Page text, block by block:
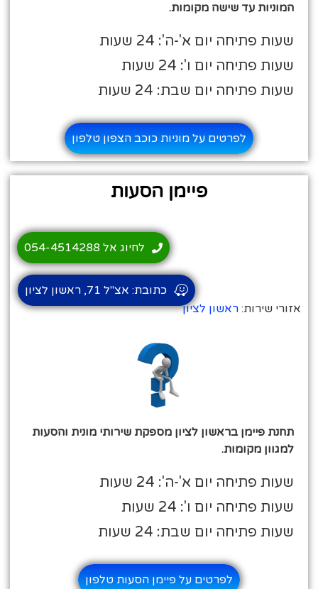
המוניות עד שישה מקומות.
שעות פתיחה יום א'-ה': 24 שעות
שעות פתיחה יום ו': 24 שעות
שעות פתיחה יום שבת: 24 שעות
לפרטים על מוניות כוכב הצפון טלפון
פיימן הסעות
אזורי שירות:ראשון לציון
תחנת פיימן בראשון לציון מספקת שירותי מונית והסעות
למגוון מקומות.
שעות פתיחה יום א'-ה': 24 שעות
שעות פתיחה יום ו': 24 שעות
שעות פתיחה יום שבת: 24 שעות
לחיוג אל 054-4514288
כתובת: אצ"ל 71, ראשון לציון
לפרטים על פיימן הסעות טלפון